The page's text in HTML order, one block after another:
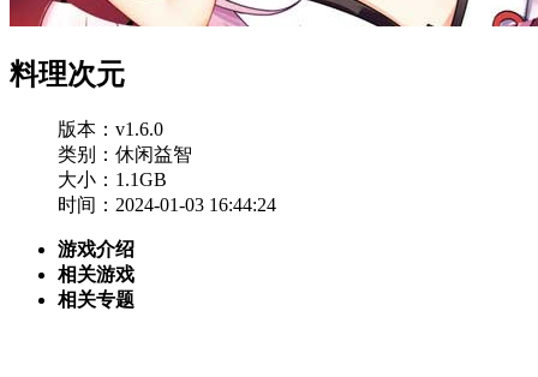
料理次元
版本：v1.6.0
类别：休闲益智
大小：1.1GB
时间：2024-01-03 16:44:24
游戏介绍
相关游戏
相关专题